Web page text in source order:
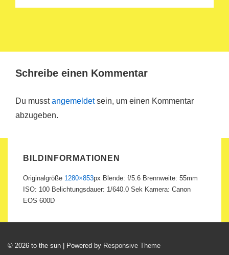
Schreibe einen Kommentar
Du musstangemeldetsein, um einen Kommentar
abzugeben.
BILDINFORMATIONEN
Originalgröße 1280×853px Blende: f/5.6 Brennweite: 55mm
ISO: 100 Belichtungsdauer: 1/640.0 Sek Kamera: Canon
EOS 600D
© 2026 to the sun | Powered by Responsive Theme